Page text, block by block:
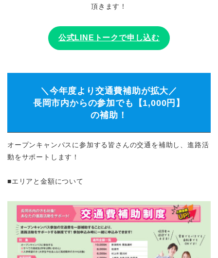
頂きます！
公式LINEトークで申し込む
＼今年度より交通費補助が拡大／
長岡市内からの参加でも【1,000円】
の補助！
オープンキャンパスに参加する皆さんの交通を補助し、進路活
動をサポートします！
■エリアと金額について